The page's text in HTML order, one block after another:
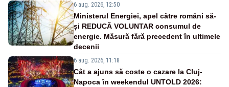
6 aug. 2026, 12:50
Ministerul Energiei, apel către români să-
și REDUCĂ VOLUNTAR consumul de
energie. Măsură fără precedent în ultimele
decenii
6 aug. 2026, 11:18
Cât a ajuns să coste o cazare la Cluj-
Napoca în weekendul UNTOLD 2026: